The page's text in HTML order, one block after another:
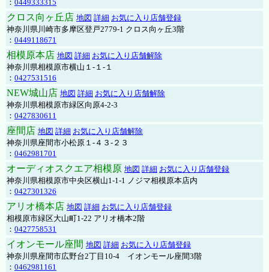
： 0449333315
クロス向ヶ丘店 地図 詳細 お気に入り店舗登録
神奈川県川崎市多摩区登戸2779-1 クロス向ヶ丘3階
： 0449118671
相模原本店 地図 詳細 お気に入り店舗解除
神奈川県相模原市横山１-１-１
： 0427531516
NEW城山店 地図 詳細 お気に入り店舗解除
神奈川県相模原市緑区向原4-2-3
： 0427830611
座間店 地図 詳細 お気に入り店舗解除
神奈川県座間市小松原１-４３-２３
： 0462981701
オーディオスクエア相模原 地図 詳細 お気に入り店舗登録
神奈川県相模原市中央区横山1-1-1 ノジマ相模原本店内
： 0427301326
アリオ橋本店 地図 詳細 お気に入り店舗登録
相模原市緑区大山町1-22 アリオ橋本2階
： 0427758531
イオンモール座間 地図 詳細 お気に入り店舗登録
神奈川県座間市広野台2丁目10-4 イオンモール座間3階
： 0462981161